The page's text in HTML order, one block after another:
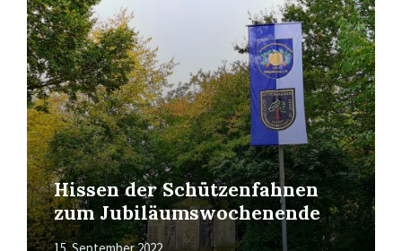
Hissen der Schützenfahnen
zum Jubiläumswochenende